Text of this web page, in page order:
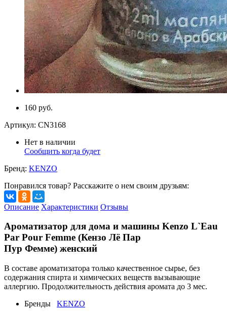
160 руб.
Артикул: CN3168
Нет в наличии
Сообщить когда будет
Бренд: KENZO
Понравился товар? Расскажите о нем своим друзьям:
Описание Характеристики Отзывы
Ароматизатор для дома и машины Kenzo L`Eau
Par Pour Femme (Кензо Лё Пар
Пур Фемме) женский
В составе ароматизатора только качественное сырье, без
содержания спирта и химических веществ вызывающие
аллергию. Продолжительность действия аромата до 3 мес.
Бренды
KENZO